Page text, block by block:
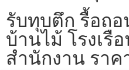
รับทุบตึก รื้อถอ
บ้านไม้ โรงเรื
สำนักงาน ราค